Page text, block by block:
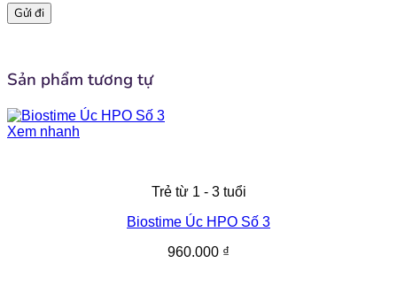
Ganglioside
Sản phẩm tương tự
Xem nhanh
Trẻ từ 1 - 3 tuổi
Biostime Úc HPO Số 3
960.000 ₫